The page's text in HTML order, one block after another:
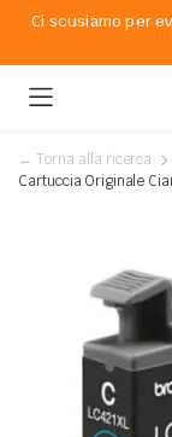
Ci scusiamo per
← Torna alla ricerca
Cartuccia Originale